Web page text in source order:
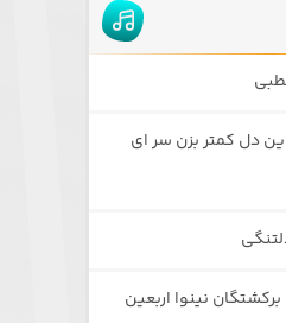
دل کمتر بزن سر ای
نینوا اربعین